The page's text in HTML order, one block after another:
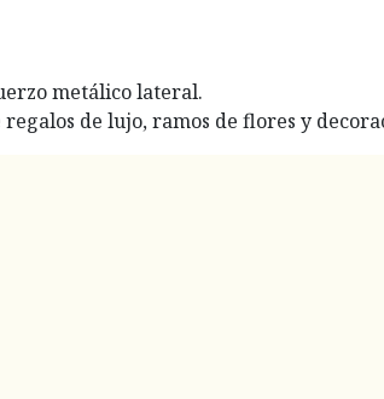
metálico lateral.
de lujo, ramos de flores y